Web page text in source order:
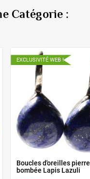
Catégorie :
EXCLUSIVITÉ WEB !
Boucles d'oreilles pierre
bombée Lapis Lazuli